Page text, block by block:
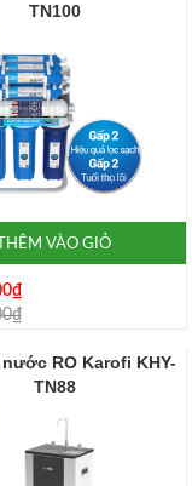
TN100
THÊM VÀO GIỎ
RO Karofi KHY-
TN88